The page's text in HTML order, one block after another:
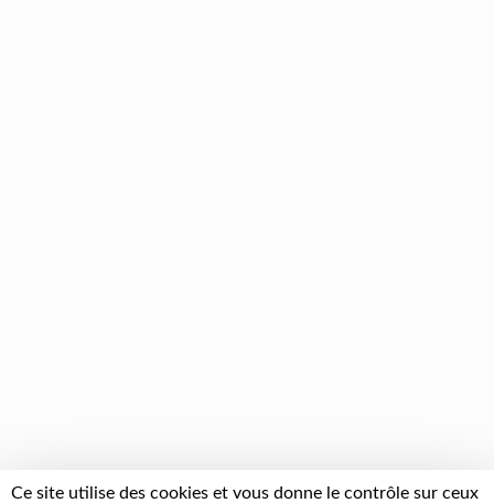
Ce site utilise des cookies et vous donne le contrôle sur ceux